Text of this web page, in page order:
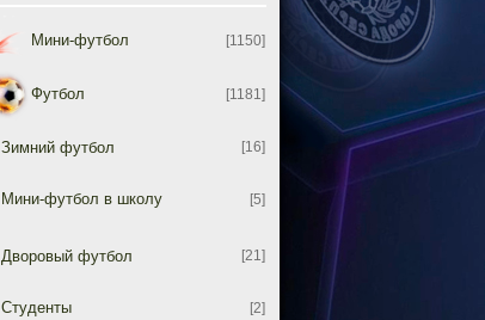
Мини-футбол [1150]
Футбол [1181]
Зимний футбол [16]
Мини-футбол в школу [5]
Дворовый футбол [21]
Студенты [2]